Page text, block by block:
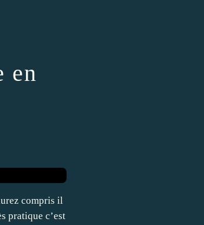
en
compris il
pratique c’est